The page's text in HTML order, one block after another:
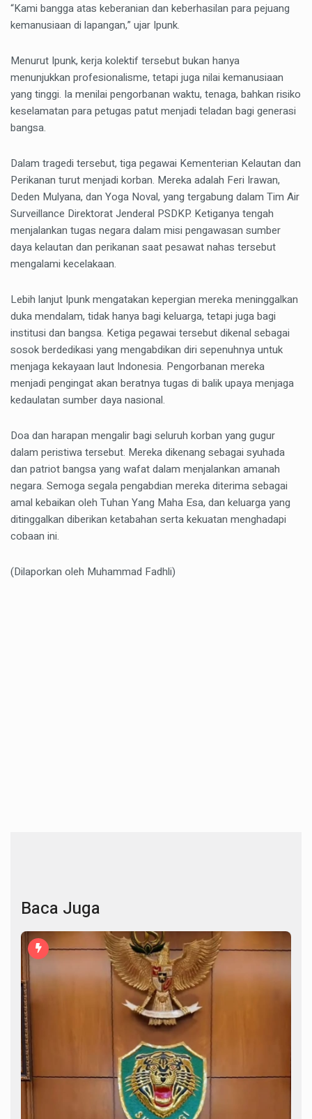
“Kami bangga atas keberanian dan keberhasilan para pejuang
kemanusiaan di lapangan,” ujar Ipunk.
Menurut Ipunk, kerja kolektif tersebut bukan hanya
menunjukkan profesionalisme, tetapi juga nilai kemanusiaan
yang tinggi. Ia menilai pengorbanan waktu, tenaga, bahkan risiko
keselamatan para petugas patut menjadi teladan bagi generasi
bangsa.
Dalam tragedi tersebut, tiga pegawai Kementerian Kelautan dan
Perikanan turut menjadi korban. Mereka adalah Feri Irawan,
Deden Mulyana, dan Yoga Noval, yang tergabung dalam Tim Air
Surveillance Direktorat Jenderal PSDKP. Ketiganya tengah
menjalankan tugas negara dalam misi pengawasan sumber
daya kelautan dan perikanan saat pesawat nahas tersebut
mengalami kecelakaan.
Lebih lanjut Ipunk mengatakan kepergian mereka meninggalkan
duka mendalam, tidak hanya bagi keluarga, tetapi juga bagi
institusi dan bangsa. Ketiga pegawai tersebut dikenal sebagai
sosok berdedikasi yang mengabdikan diri sepenuhnya untuk
menjaga kekayaan laut Indonesia. Pengorbanan mereka
menjadi pengingat akan beratnya tugas di balik upaya menjaga
kedaulatan sumber daya nasional.
Doa dan harapan mengalir bagi seluruh korban yang gugur
dalam peristiwa tersebut. Mereka dikenang sebagai syuhada
dan patriot bangsa yang wafat dalam menjalankan amanah
negara. Semoga segala pengabdian mereka diterima sebagai
amal kebaikan oleh Tuhan Yang Maha Esa, dan keluarga yang
ditinggalkan diberikan ketabahan serta kekuatan menghadapi
cobaan ini.
(Dilaporkan oleh Muhammad Fadhli)
Baca Juga